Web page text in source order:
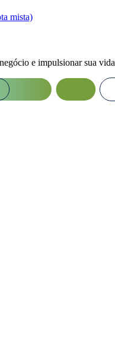
mista)
e impulsionar sua vida